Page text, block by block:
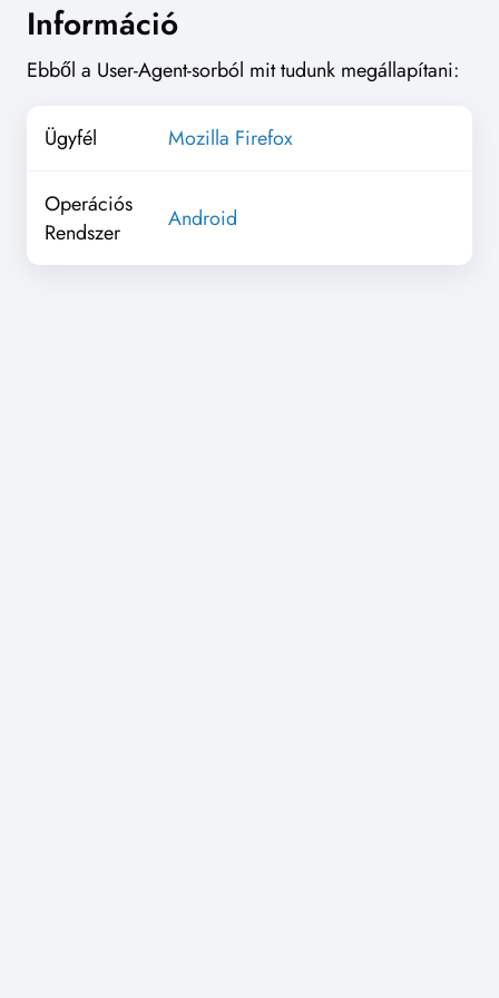
Információ
Ebből a User-Agent-sorból mit tudunk megállapítani:
Ügyfél Mozilla Firefox
Operációs
Rendszer
Android